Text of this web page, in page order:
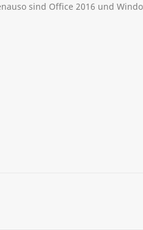
sind Office 2016 und